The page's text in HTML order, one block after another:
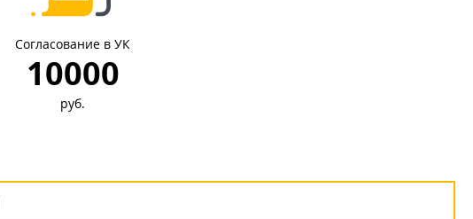
Согласование в УК
10000
руб.